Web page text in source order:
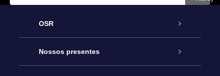
OSR
Serviço
Nossos presentes